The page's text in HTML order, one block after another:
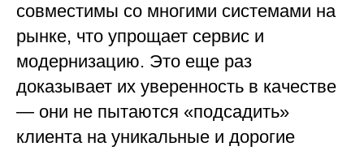
совместимы со многими системами на
рынке, что упрощает сервис и
модернизацию. Это еще раз
доказывает их уверенность в качестве
— они не пытаются «подсадить»
клиента на уникальные и дорогие